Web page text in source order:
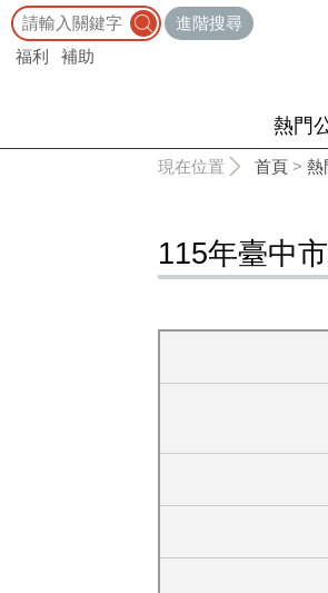
進階搜尋
福利
補助
熱門
現在位置 首頁 > 熱
115年臺中